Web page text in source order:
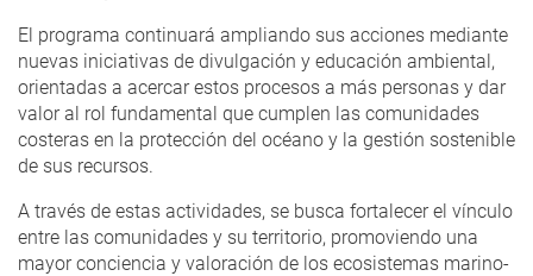
El programa continuará ampliando sus acciones mediante
nuevas iniciativas de divulgación y educación ambiental,
orientadas a acercar estos procesos a más personas y dar
valor al rol fundamental que cumplen las comunidades
costeras en la protección del océano y la gestión sostenible
de sus recursos.
A través de estas actividades, se busca fortalecer el vínculo
entre las comunidades y su territorio, promoviendo una
mayor conciencia y valoración de los ecosistemas marino-